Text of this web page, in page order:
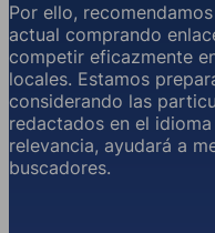
Por ello,
actual comprando
competir eficazmente
locales. Estamos
considerando las
redactados en el
relevancia, ayudará a
buscadores.